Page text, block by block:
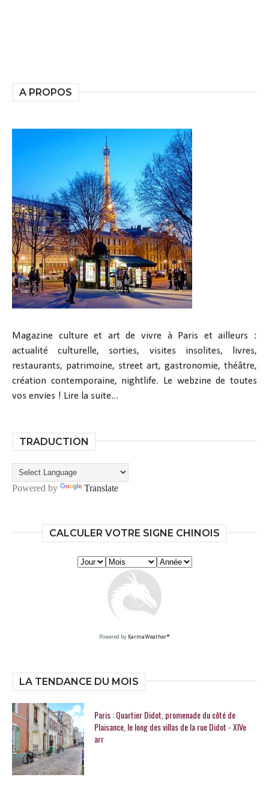
A PROPOS
Magazine culture et art de vivre à Paris et ailleurs :
actualité culturelle, sorties, visites insolites, livres,
restaurants, patrimoine, street art, gastronomie, théâtre,
création contemporaine, nightlife. Le webzine de toutes
vos envies ! Lire la suite...
TRADUCTION
Powered by Translate
CALCULER VOTRE SIGNE CHINOIS
Powered by KarmaWeather®
LA TENDANCE DU MOIS
Paris : Quartier Didot, promenade du côté de
Plaisance, le long des villas de la rue Didot - XIVe
arr